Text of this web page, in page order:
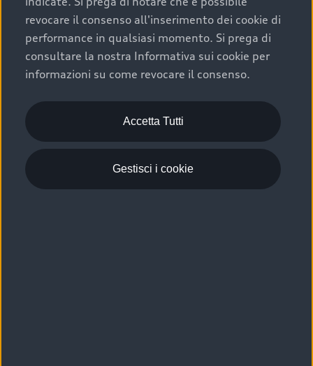
prestazioni affidabili e sicure.
Acquistare un’auto usata in una Concessionaria ufficiale
Audi che offre l’usato garantito tramite Audi Prima
Scelta :plus, significa affidarsi ad un prodotto che viene
sottoposto a 110 controlli approfonditi e coperto da
garanzia fino a 4 anni per una maggiore tutela del tuo
acquisto.
revocare il consenso all'inserimento dei cookie di
performance in qualsiasi momento. Si prega di
consultare la nostra Informativa sui cookie per
informazioni su come revocare il consenso.
Accetta Tutti
Gestisci i cookie